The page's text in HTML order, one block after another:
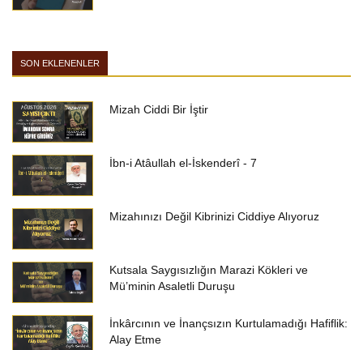
SON EKLENENLER
Mizah Ciddi Bir İştir
İbn-i Atâullah el-İskenderî - 7
Mizahınızı Değil Kibrinizi Ciddiye Alıyoruz
Kutsala Saygısızlığın Marazi Kökleri ve
Mü’minin Asaletli Duruşu
İnkârcının ve İnançsızın Kurtulamadığı Hafiflik:
Alay Etme